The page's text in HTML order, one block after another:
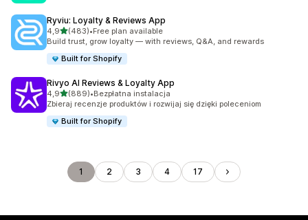
Ryviu: Loyalty & Reviews App
4,9na 5 gwiazdek
(483)
Łączna liczba recenzji: 483
•Free plan available
Build trust, grow loyalty — with reviews, Q&A, and rewards
Built for Shopify
Rivyo AI Reviews & Loyalty App
4,9na 5 gwiazdek
(889)
Łączna liczba recenzji: 889
•Bezpłatna instalacja
Zbieraj recenzje produktów i rozwijaj się dzięki poleceniom
Built for Shopify
1 2 3 4 17